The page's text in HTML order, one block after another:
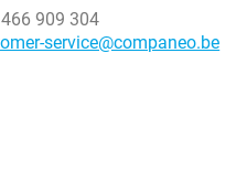
909 304
service@companeo.be